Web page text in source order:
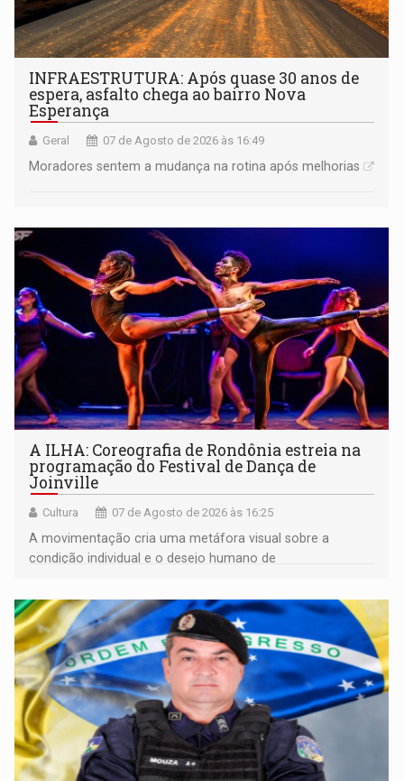
INFRAESTRUTURA: Após quase 30 anos de
espera, asfalto chega ao bairro Nova
Esperança
Geral 07 de Agosto de 2026 às 16:49
Moradores sentem a mudança na rotina após melhorias
A ILHA: Coreografia de Rondônia estreia na
programação do Festival de Dança de
Joinville
Cultura 07 de Agosto de 2026 às 16:25
A movimentação cria uma metáfora visual sobre a
condição individual e o desejo humano de